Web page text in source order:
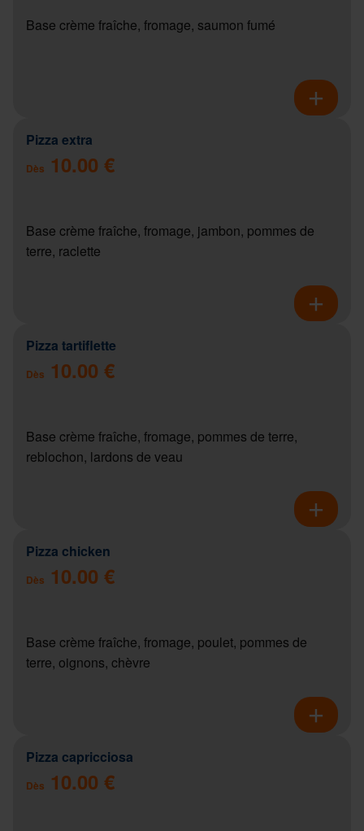
Base crème fraîche, fromage, saumon fumé
Pizza extra
Dès 10.00 €
Base crème fraîche, fromage, jambon, pommes de
terre, raclette
Pizza tartiflette
Dès 10.00 €
Base crème fraîche, fromage, pommes de terre,
reblochon, lardons de veau
Pizza chicken
Dès 10.00 €
Base crème fraîche, fromage, poulet, pommes de
terre, oignons, chèvre
Pizza capricciosa
Dès 10.00 €